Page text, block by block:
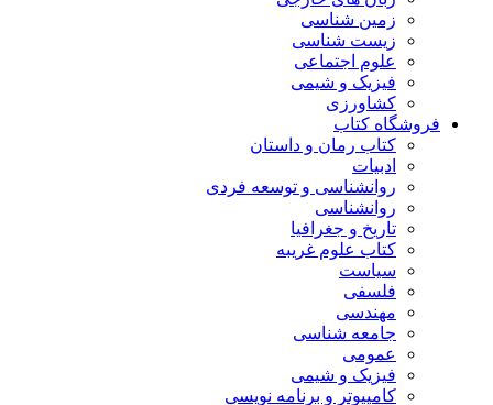
زمین شناسی
زیست شناسی
علوم اجتماعی
فیزیک و شیمی
کشاورزی
فروشگاه کتاب
کتاب رمان و داستان
ادبیات
روانشناسی و توسعه فردی
روانشناسی
تاریخ و جغرافیا
کتاب علوم غریبه
سیاست
فلسفی
مهندسی
جامعه شناسی
عمومی
فیزیک و شیمی
کامپیوتر و برنامه نویسی